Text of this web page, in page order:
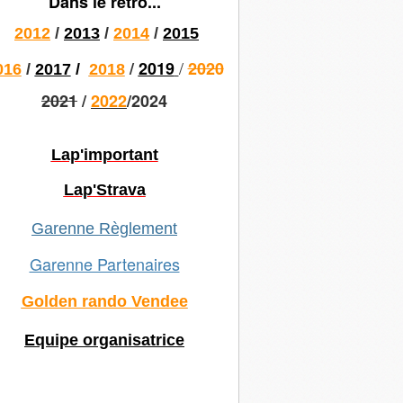
2012 / 2013 / 2014 / 2015
/ 2017/ 2018 / 2019 /2020
2021/2022/2024
Lap'important
Lap'Strava
Garenne Règlement
Garenne Partenaires
Golden rando Vendee
Equipe organisatrice